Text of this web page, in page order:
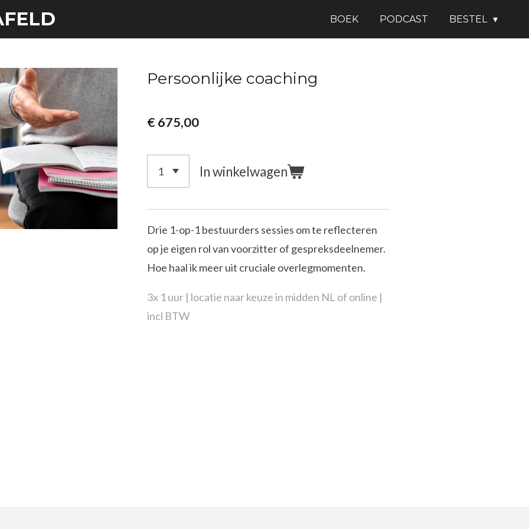
BOEK PODCAST BESTEL
Persoonlijke coaching
€ 675,00
In winkelwagen
Drie 1-op-1 bestuurders sessies om te reflecteren
op je eigen rol van voorzitter of gespreksdeelnemer.
Hoe haal ik meer uit cruciale overlegmomenten.
3x 1 uur | locatie naar keuze in midden NL of online |
incl BTW